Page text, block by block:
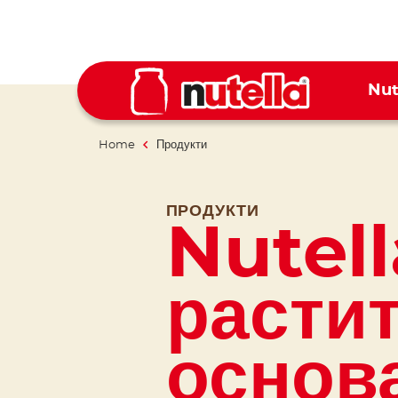
Home Продукти
ПРОДУКТИ